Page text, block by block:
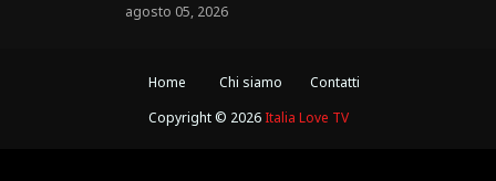
agosto 05, 2026
Home Chi siamo
Contatti
Copyright © 2026 Italia Love TV